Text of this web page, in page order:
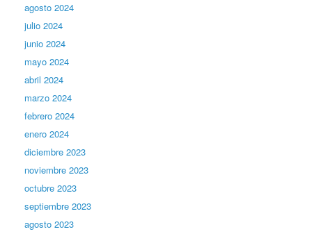
agosto 2024
julio 2024
junio 2024
mayo 2024
abril 2024
marzo 2024
febrero 2024
enero 2024
diciembre 2023
noviembre 2023
octubre 2023
septiembre 2023
agosto 2023